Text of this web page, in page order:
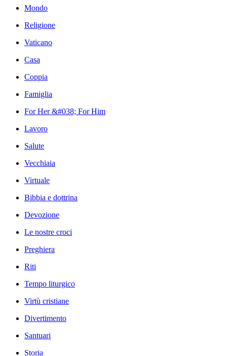
Mondo
Religione
Vaticano
Casa
Coppia
Famiglia
For Her &#038; For Him
Lavoro
Salute
Vecchiaia
Virtuale
Bibbia e dottrina
Devozione
Le nostre croci
Preghiera
Riti
Tempo liturgico
Virtù cristiane
Divertimento
Santuari
Storia